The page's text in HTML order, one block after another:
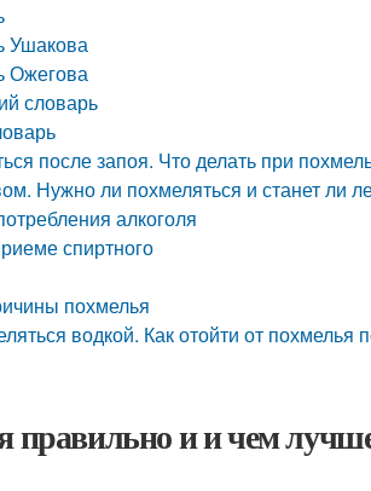
Ушакова
Ожегова
словарь
после запоя. Что делать при
Нужно ли похмеляться и станет ли
алкоголя
спиртного
похмелья
водкой. Как отойти от
правильно и и чем